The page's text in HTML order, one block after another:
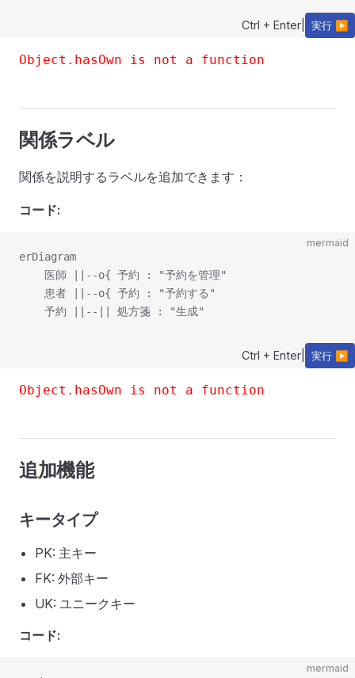
Ctrl + Enter 実行 ▶
Object.hasOwn is not a function
関係ラベル
関係を説明するラベルを追加できます：
コード:
mermaid
erDiagram
    医師 ||--o{ 予約 : "予約を管理"
    患者 ||--o{ 予約 : "予約する"
Ctrl + Enter 実行 ▶
Object.hasOwn is not a function
追加機能
キータイプ
PK: 主キー
FK: 外部キー
UK: ユニークキー
コード:
mermaid